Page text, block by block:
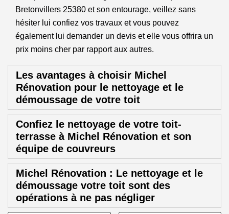
Bretonvillers 25380 et son entourage, veillez sans
hésiter lui confiez vos travaux et vous pouvez
également lui demander un devis et elle vous offrira un
prix moins cher par rapport aux autres.
Les avantages à choisir Michel
Rénovation pour le nettoyage et le
démoussage de votre toit
Confiez le nettoyage de votre toit-
terrasse à Michel Rénovation et son
équipe de couvreurs
Michel Rénovation : Le nettoyage et le
démoussage votre toit sont des
opérations à ne pas négliger